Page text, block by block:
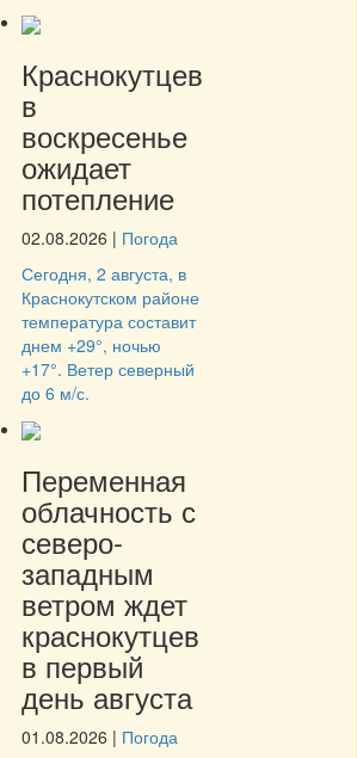
Краснокутцев
в
воскресенье
ожидает
потепление
02.08.2026 | Погода
Сегодня, 2 августа, в
Краснокутском районе
температура составит
днем +29°, ночью
+17°. Ветер северный
до 6 м/с.
Переменная
облачность с
северо-
западным
ветром ждет
краснокутцев
в первый
день августа
01.08.2026 | Погода